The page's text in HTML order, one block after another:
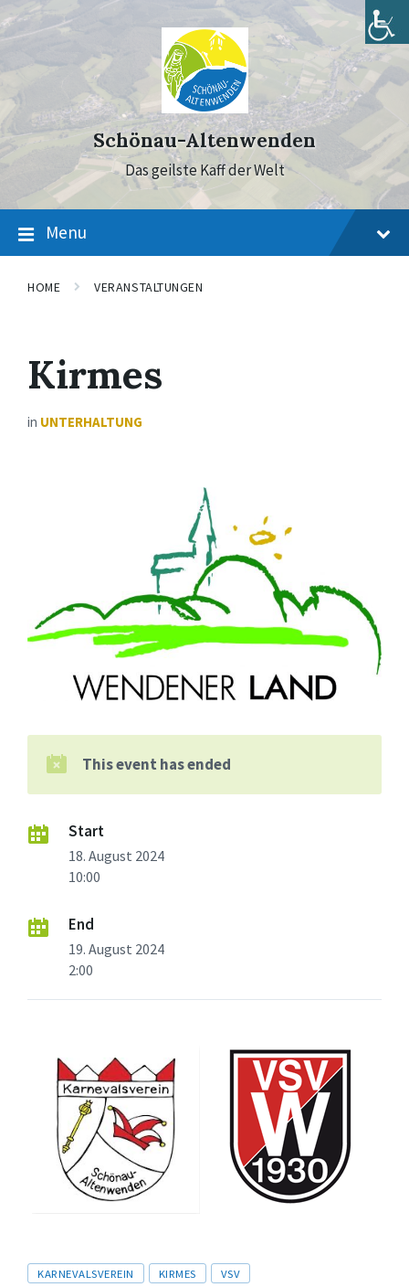
to
content
to
main
navigation
to
footer
Schönau-Altenwenden
Das geilste Kaff der Welt
Menu
HOME VERANSTALTUNGEN
Kirmes
in UNTERHALTUNG
This event has ended
Start
18. August 2024
10:00
End
19. August 2024
2:00
Tags
KARNEVALSVEREIN KIRMES VSV